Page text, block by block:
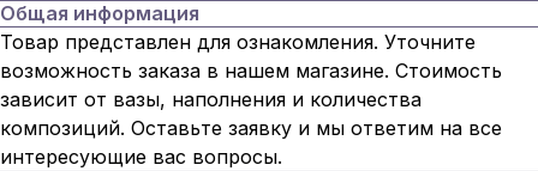
Общая информация
Товар представлен для ознакомления. Уточните
возможность заказа в нашем магазине. Стоимость
зависит от вазы, наполнения и количества
композиций. Оставьте заявку и мы ответим на все
интересующие вас вопросы.